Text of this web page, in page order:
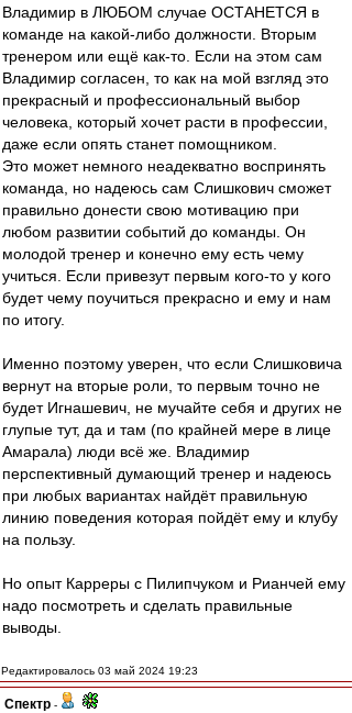
Владимир в ЛЮБОМ случае ОСТАНЕТСЯ в
команде на какой-либо должности. Вторым
тренером или ещё как-то. Если на этом сам
Владимир согласен, то как на мой взгляд это
прекрасный и профессиональный выбор
человека, который хочет расти в профессии,
даже если опять станет помощником.
Это может немного неадекватно воспринять
команда, но надеюсь сам Слишкович сможет
правильно донести свою мотивацию при
любом развитии событий до команды. Он
молодой тренер и конечно ему есть чему
учиться. Если привезут первым кого-то у кого
будет чему поучиться прекрасно и ему и нам
по итогу.
Именно поэтому уверен, что если Слишковича
вернут на вторые роли, то первым точно не
будет Игнашевич, не мучайте себя и других не
глупые тут, да и там (по крайней мере в лице
Амарала) люди всё же. Владимир
перспективный думающий тренер и надеюсь
при любых вариантах найдёт правильную
линию поведения которая пойдёт ему и клубу
на пользу.
Но опыт Карреры с Пилипчуком и Рианчей ему
надо посмотреть и сделать правильные
выводы.
Редактировалось 03 май 2024 19:23
Спектр -